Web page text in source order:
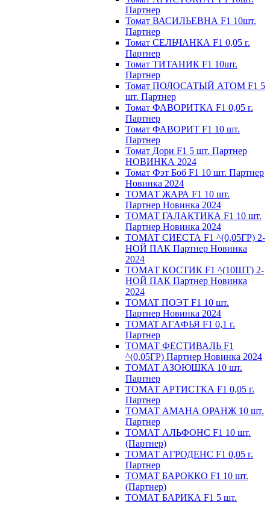
Партнер
Томат ВАСИЛЬЕВНА F1 10шт.
Партнер
Томат СЕЛЬЧАНКА F1 0,05 г.
Партнер
Томат ТИТАНИК F1 10шт.
Партнер
Томат ПОЛОСАТЫЙ АТОМ F1 5
шт. Партнер
Томат ФАВОРИТКА F1 0,05 г.
Партнер
Томат ФАВОРИТ F1 10 шт.
Партнер
Томат Дори F1 5 шт. Партнер
НОВИНКА 2024
Томат Фэт Боб F1 10 шт. Партнер
Новинка 2024
ТОМАТ ЖАРА F1 10 шт.
Партнер Новинка 2024
ТОМАТ ГАЛАКТИКА F1 10 шт.
Партнер Новинка 2024
ТОМАТ СИЕСТА F1 ^(0,05ГР) 2-
НОЙ ПАК Партнер Новинка
2024
ТОМАТ КОСТИК F1 ^(10ШТ) 2-
НОЙ ПАК Партнер Новинка
2024
TOMAT ПOЭT F1 10 шт.
Пapтнeр Новинка 2024
TOMAT AГAФЬЯ F1 0,1 г.
Пapтнep
ТОМАТ ФЕСТИВАЛЬ F1
^(0,05ГР) Партнер Новинка 2024
ТОМАТ АЗОЮШКА 10 шт.
Партнер
ТОМАТ АРТИСТКА F1 0,05 г.
Партнер
ТОМАТ АМАНА ОРАНЖ 10 шт.
Партнер
ТОМАТ АЛЬФОНС F1 10 шт.
(Партнер)
ТОМАТ АГРОДЕНС F1 0,05 г.
Партнер
ТОМАТ БАРОККО F1 10 шт.
(Партнер)
ТОМАТ БАРИКА F1 5 шт.